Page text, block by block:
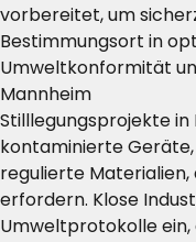
vorbereitet, um
Bestimmungsort in
Umweltkonformität
Mannheim
Stilllegungsprojekte
kontaminierte
regulierte Materialien,
erfordern. Klose
Umweltprotokolle